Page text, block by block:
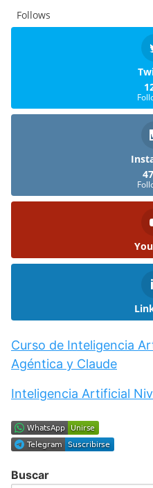
Follows
Curso de Inteligencia
Agéntica y Claude
Inteligencia Artificial
Buscar